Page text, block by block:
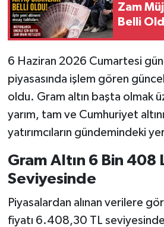
Zam
Belli
6 Haziran 2026 Cumartesi
piyasasında işlem gören
oldu. Gram altın başta olmak
yarım, tam ve Cumhuriyet
yatırımcıların gündemindeki
Gram Altın 6 Bin 408
Seviyesinde
Piyasalardan alınan verilere
fiyatı 6.408,30 TL